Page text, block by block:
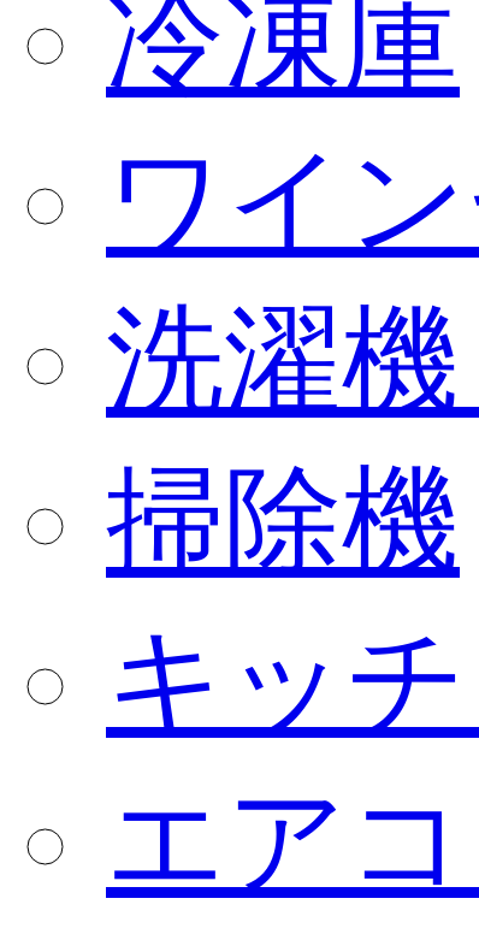
冷凍庫
ワイ
洗濯
掃除機
キッ
エア